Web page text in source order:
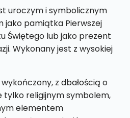
uroczym i symbolicznym
jako pamiątka Pierwszej
Świętego lub jako prezent
Wykonany jest z wysokiej
z dbałością o
tylko religijnym symbolem,
elementem